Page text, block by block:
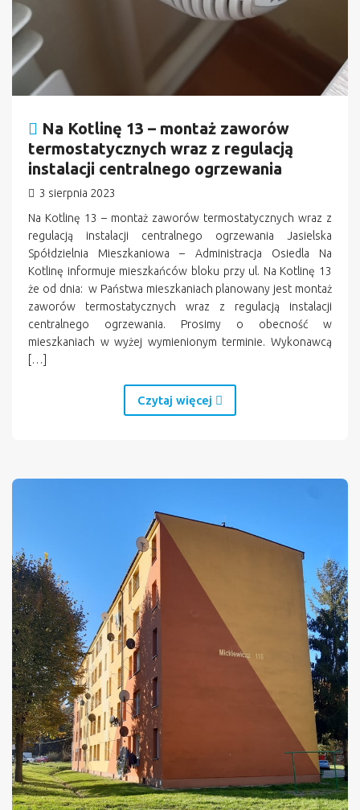
Na Kotlinę 13 – montaż zaworów
termostatycznych wraz z regulacją
instalacji centralnego ogrzewania
3 sierpnia 2023
Na Kotlinę 13 – montaż zaworów termostatycznych wraz z
regulacją instalacji centralnego ogrzewania Jasielska
Spółdzielnia Mieszkaniowa – Administracja Osiedla Na
Kotlinę informuje mieszkańców bloku przy ul. Na Kotlinę 13
że od dnia: w Państwa mieszkaniach planowany jest montaż
zaworów termostatycznych wraz z regulacją instalacji
centralnego ogrzewania. Prosimy o obecność w
mieszkaniach w wyżej wymienionym terminie. Wykonawcą
[…]
Czytaj więcej